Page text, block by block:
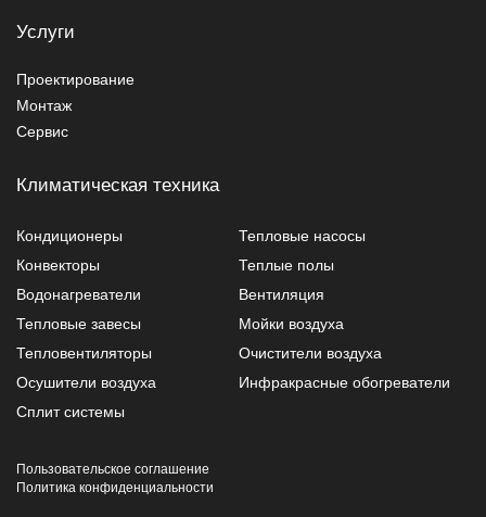
Услуги
Проектирование
Монтаж
Сервис
Климатическая техника
Кондиционеры
Тепловые насосы
Конвекторы
Теплые полы
Водонагреватели
Вентиляция
Тепловые завесы
Мойки воздуха
Тепловентиляторы
Очистители воздуха
Осушители воздуха
Инфракрасные обогреватели
Сплит системы
Пользовательское соглашение
Политика конфиденциальности